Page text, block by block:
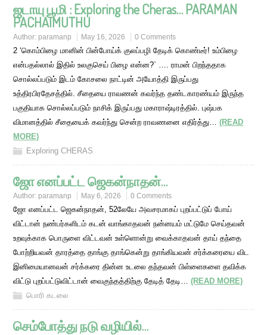
ஜடாயு பூமி : Exploring the Cheras… PARAMAN
PACHAIMUTHU
Author: paramanp May 16, 2026 0 Comments
2 ‘கொம்பிழை மானின் பின்போய்க் குலப்பழி தேடிக் கொண்டீர்! உம்பிழை
என்பதல்லால் இதில் உலகுசெய் பிழை என்ன?` …. ராமன் பிறந்ததாக
சொல்லப்படும் இடம் கோசலை நாட்டின் அயோத்தி இருப்பது
உத்திரபிரதேசத்தில். சீதையை ராவணன் கவர்ந்த தண்டகாரண்யம் இருந்த
பகுதியாக சொல்லப்படும் நாசிக் இருப்பது மகாராஷ்டிரத்தில். புஷ்பக
விமானத்தில் சீதையைக் கவர்ந்து சென்ற ராவணனை எதிர்த்து…(READ
MORE)
Exploring CHERAS
ஜோ எனப்பட்ட ஜெகன்நாதன்…
Author: paramanp May 6, 2026 0 Comments
ஜோ எனப்பட்ட ஜெகன்நாதன், 52லேயே அவசரமாகப் புறப்பட்டுப் போய்
விட்டான் நண்பர்களிடம் கடன் வாங்காதவன் நன்னயம் மட்டுமே செய்தவன்
உறவுக்காக பொருளை விட்டவன் உள்ளொன்று வைக்காதவன் தாய் தந்தை
போற்றியவன் தாரத்தை தாங்கு தாங்கென்று தாங்கியவன் சர்க்கரையை விட
இனிமையானவன் சர்க்கரை தின்ன உடலை தந்தவன் பிள்ளைகளை தவிக்க
விட்டு புறப்பட்டுவிட்டான் வைகுந்தத்திற்கு தேடித் தேடி…(READ MORE)
பொரி கடலை
செம்போத்து நடு வழியில்…